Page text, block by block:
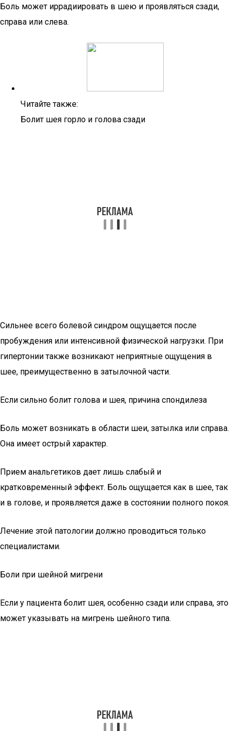
Боль может иррадиировать в шею и проявляться сзади,
справа или слева.
Читайте также:
Болит шея горло и голова сзади
Сильнее всего болевой синдром ощущается после
пробуждения или интенсивной физической нагрузки. При
гипертонии также возникают неприятные ощущения в
шее, преимущественно в затылочной части.
Если сильно болит голова и шея, причина спондилеза
Боль может возникать в области шеи, затылка или справа.
Она имеет острый характер.
Прием анальгетиков дает лишь слабый и
кратковременный эффект. Боль ощущается как в шее, так
и в голове, и проявляется даже в состоянии полного покоя.
Лечение этой патологии должно проводиться только
специалистами.
Боли при шейной мигрени
Если у пациента болит шея, особенно сзади или справа, это
может указывать на мигрень шейного типа.